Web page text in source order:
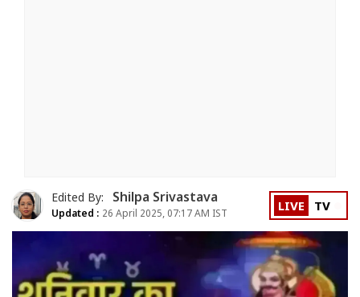
Edited By: Shilpa Srivastava
Updated : 26 April 2025, 07:17 AM IST LIVE TV